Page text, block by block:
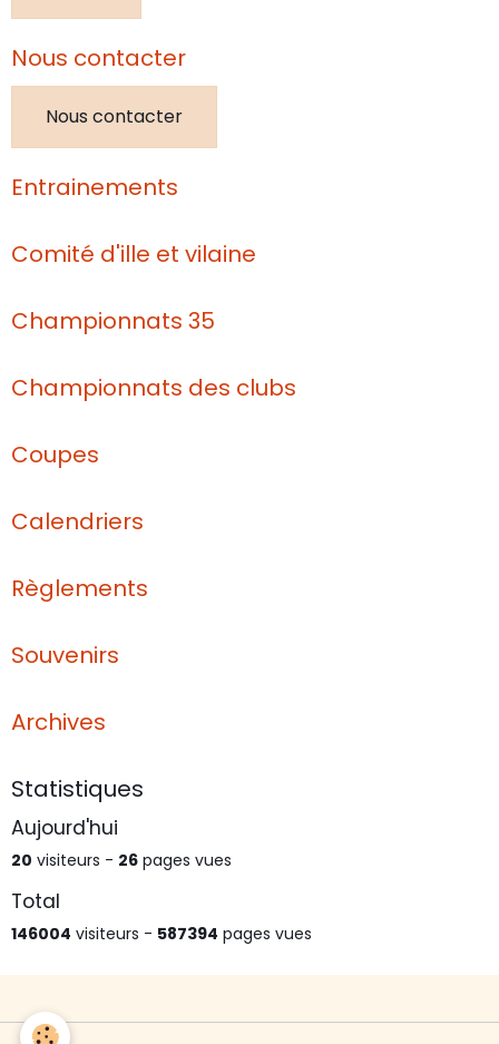
Nous contacter
Nous contacter
Entrainements
Comité d'ille et vilaine
Championnats 35
Championnats des clubs
Coupes
Calendriers
Règlements
Souvenirs
Archives
Statistiques
Aujourd'hui
20 visiteurs - 26 pages vues
Total
146004 visiteurs - 587394 pages vues